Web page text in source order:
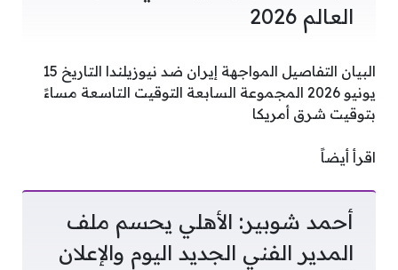
العالم 2026
البيان التفاصيل المواجهة إيران ضد نيوزيلندا التاريخ 15
يونيو 2026 المجموعة السابعة التوقيت التاسعة مساءً
بتوقيت شرق أمريكا
اقرأ أيضاً
أحمد شوبير: الأهلي يحسم ملف
المدير الفني الجديد اليوم والإعلان